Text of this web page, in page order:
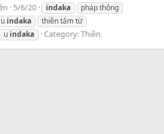
5/6/20 indaka
pháp thông
indaka
thiền tâm từ
u indaka Category:Thiền